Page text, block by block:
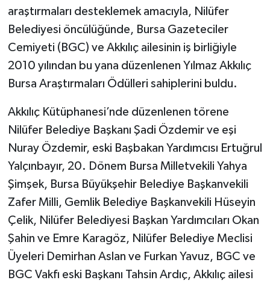
araştırmaları desteklemek amacıyla, Nilüfer
Belediyesi öncülüğünde, Bursa Gazeteciler
Cemiyeti (BGC) ve Akkılıç ailesinin iş birliğiyle
2010 yılından bu yana düzenlenen Yılmaz Akkılıç
Bursa Araştırmaları Ödülleri sahiplerini buldu.
Akkılıç Kütüphanesi’nde düzenlenen törene
Nilüfer Belediye Başkanı Şadi Özdemir ve eşi
Nuray Özdemir, eski Başbakan Yardımcısı Ertuğrul
Yalçınbayır, 20. Dönem Bursa Milletvekili Yahya
Şimşek, Bursa Büyükşehir Belediye Başkanvekili
Zafer Milli, Gemlik Belediye Başkanvekili Hüseyin
Çelik, Nilüfer Belediyesi Başkan Yardımcıları Okan
Şahin ve Emre Karagöz, Nilüfer Belediye Meclisi
Üyeleri Demirhan Aslan ve Furkan Yavuz, BGC ve
BGC Vakfı eski Başkanı Tahsin Ardıç, Akkılıç ailesi
SİYASET
SPOR
TEKNOLOJİ
YAŞAM